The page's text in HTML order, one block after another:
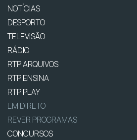
NOTÍCIAS
DESPORTO
TELEVISÃO
RÁDIO
RTP ARQUIVOS
RTP ENSINA
RTP PLAY
EM DIRETO
REVER PROGRAMAS
CONCURSOS